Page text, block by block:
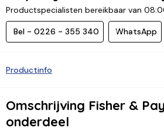
Productspecialisten bereikbaar van
Bel - 0226 - 355 340 WhatsApp
Productinfo
Omschrijving Fisher &
onderdeel